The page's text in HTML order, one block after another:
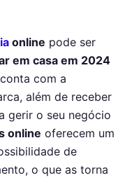
online pode ser
em casa em 2024
com a
além de receber
gerir o seu negócio
online oferecem um
de
o que as torna